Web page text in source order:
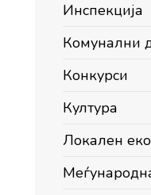
Инспекција
Комунални
Конкурси
Култура
Локален